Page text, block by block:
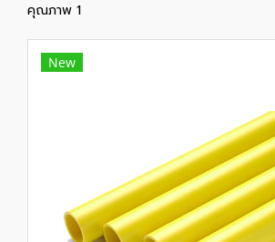
คุณภาพ 1
New